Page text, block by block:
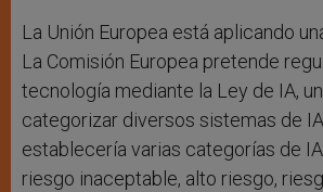
La Unión Europea está aplicando
La Comisión Europea pretende
tecnología mediante la Ley de IA,
categorizar diversos sistemas de
establecería varias categorías de
riesgo inaceptable, alto riesgo,